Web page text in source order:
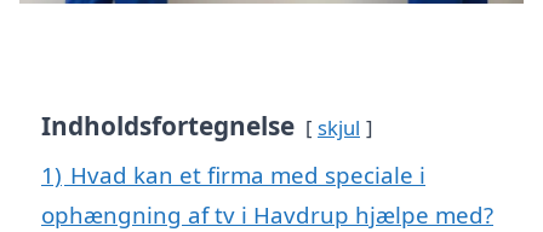
Indholdsfortegnelse skjul
1) Hvad kan et firma med speciale i
ophængning af tv i Havdrup hjælpe med?